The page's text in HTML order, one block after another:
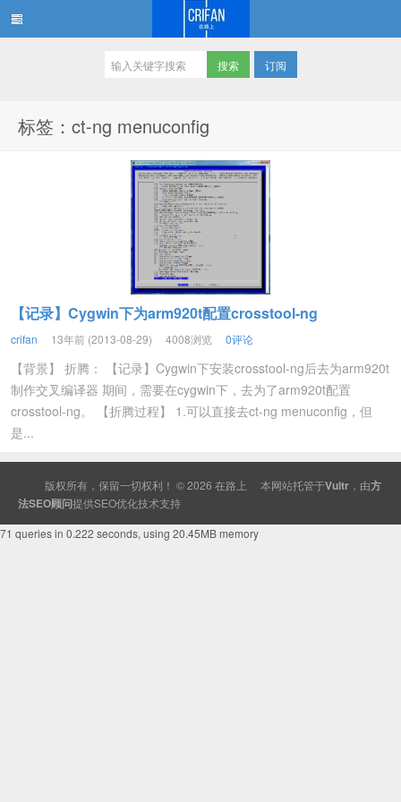
订阅
标签：ct-ng menuconfig
【记录】Cygwin下为arm920t配置crosstool-ng
crifan 13年前 (2013-08-29) 4008浏览 0评论
【背景】 折腾： 【记录】Cygwin下安装crosstool-ng后去为arm920t
制作交叉编译器 期间，需要在cygwin下，去为了arm920t配置
crosstool-ng。 【折腾过程】 1.可以直接去ct-ng menuconfig，但
是...
版权所有，保留一切权利！ © 2026 在路上 本网站托管于Vultr ，由方
法SEO顾问提供SEO优化技术支持
71 queries in 0.222 seconds, using 20.45MB memory